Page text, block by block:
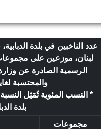
عدد الناخبين في بلدة
لبنان، موزعين على
الرسمية الصادرة عن وزارة
والمحتسبة لغاية
* النسب المئوية تُمَثِل
بلدة
مجموعات